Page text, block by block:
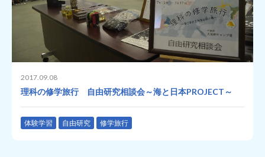
2017.09.08
理科の修学旅行 自由研究相談会～海と日本PROJECT～
体験学習 自由研究 修学旅行